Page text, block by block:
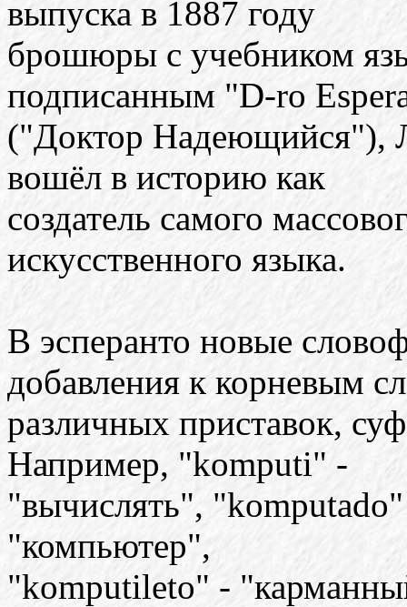
выпуска в 1887 году
брошюры с учебником
подписанным "D-ro
("Доктор Надеющийся"),
вошёл в историю как
создатель самого
искусственного языка.
В эсперанто новые
добавления к корневым
различных приставок,
Например, "komputi" -
"вычислять",
"компьютер",
"komputileto" -